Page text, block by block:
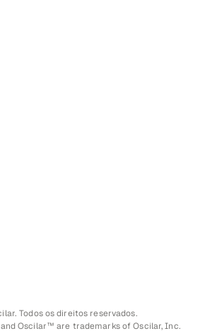
Todos os direitos reservados.
Oscilar™ are trademarks of Oscilar, Inc.